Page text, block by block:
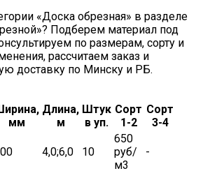
«Доска обрезная» в разделе
Подберем материал под
по размерам, сорту и
рассчитаем заказ и
доставку по Минску и РБ.
мм
Длина,
м
Штук
в уп.
Сорт
1-2
Сорт
3-4
4,0;6,0 10
650
руб/
м3
-